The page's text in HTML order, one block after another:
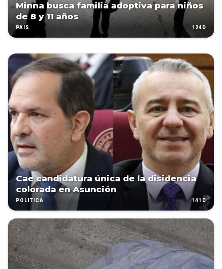
Minna busca familia adoptiva para niños
de 8 y 11 años
PAÍS 124D
Cae candidatura única de la disidencia
colorada en Asunción
POLÍTICA 141D